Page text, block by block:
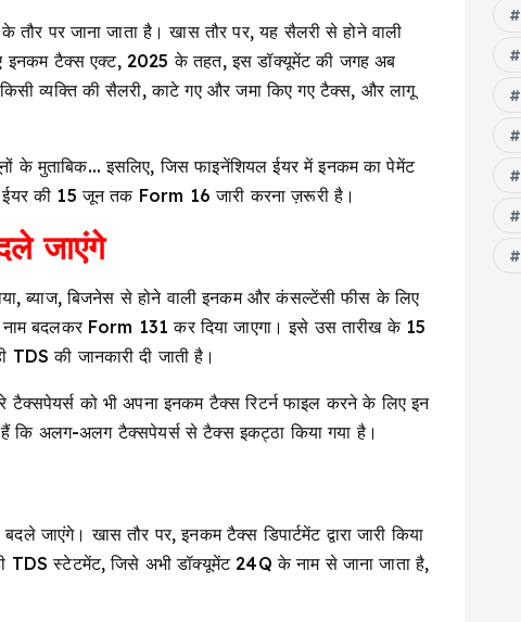
पर जाना जाता है। खास तौर पर, यह सैलरी से होने वाली
इनकम टैक्स एक्ट, 2025 के तहत, इस डॉक्यूमेंट की जगह अब
व्यक्ति की सैलरी, काटे गए और जमा किए गए टैक्स, और लागू
के मुताबिक… इसलिए, जिस फाइनेंशियल ईयर में इनकम का पेमेंट
की 15 जून तक Form 16 जारी करना ज़रूरी है।
जाएंगे
ब्याज, बिजनेस से होने वाली इनकम और कंसल्टेंसी फीस के लिए
बदलकर Form 131 कर दिया जाएगा। इसे उस तारीख के 15
TDS की जानकारी दी जाती है।
टैक्सपेयर्स को भी अपना इनकम टैक्स रिटर्न फाइल करने के लिए इन
कि अलग-अलग टैक्सपेयर्स से टैक्स इकट्ठा किया गया है।
खास तौर पर, इनकम टैक्स डिपार्टमेंट द्वारा जारी किया
TDS स्टेटमेंट, जिसे अभी डॉक्यूमेंट 24Q के नाम से जाना जाता है,